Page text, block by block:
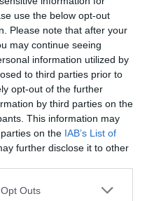
use the below opt-out
Please note that after your
may continue seeing
information utilized by
to third parties prior to
opt-out of the further
by third parties on the
This information may
on the IAB’s List of
further disclose it to other
Outs